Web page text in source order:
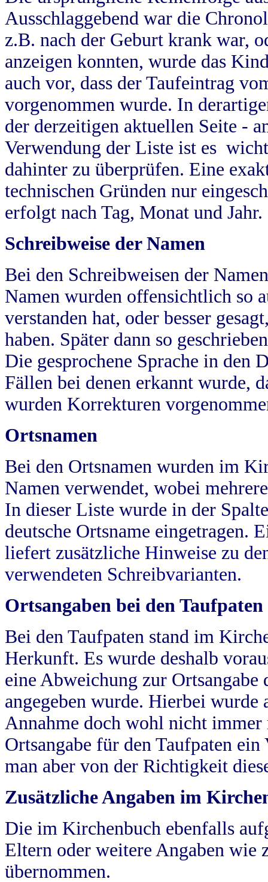
Ausschlaggebend war die
z.B. nach der Geburt krank war,
anzeigen konnten, wurde das
auch vor, dass der Taufeintrag
vorgenommen wurde. In
der derzeitigen aktuellen Seite -
Verwendung der Liste ist es
dahinter zu überprüfen. Eine
technischen Gründen nur
erfolgt nach Tag, Monat und Jahr.
Schreibweise der Namen
Bei den Schreibweisen der
Namen wurden offensichtlich so
verstanden hat, oder besser
haben. Später dann so
Die gesprochene Sprache in
Fällen bei denen erkannt wurde,
wurden Korrekturen
Ortsnamen
Bei den Ortsnamen wurden im
Namen verwendet, wobei
In dieser Liste wurde in der
deutsche Ortsname eingetragen.
liefert zusätzliche Hinweise zu
verwendeten Schreibvarianten.
Ortsangaben bei den Taufpaten
Bei den Taufpaten stand im
Herkunft. Es wurde deshalb
eine Abweichung zur
angegeben wurde. Hierbei wurde
Annahme doch wohl nicht
Ortsangabe für den Taufpaten
man aber von der Richtigkeit
Zusätzliche Angaben im
Die im Kirchenbuch ebenfalls
Eltern oder weitere Angaben wie
übernommen.